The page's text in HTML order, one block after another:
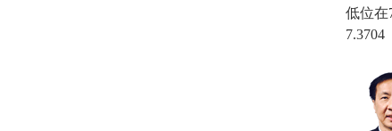
低位在
7.3704